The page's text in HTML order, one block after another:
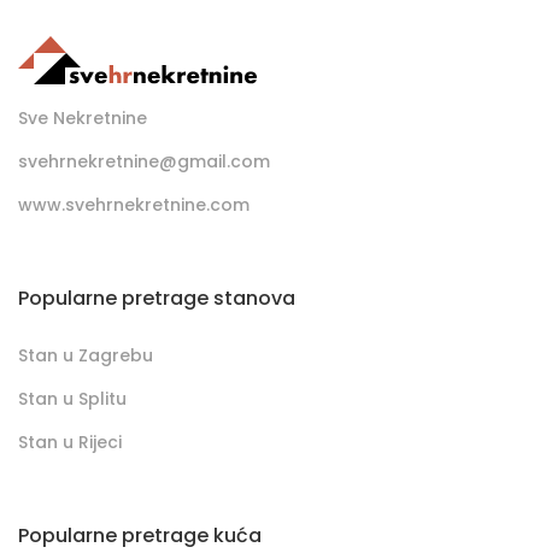
Sve Nekretnine
svehrnekretnine@gmail.com
www.svehrnekretnine.com
Popularne pretrage stanova
Stan u Zagrebu
Stan u Splitu
Stan u Rijeci
Popularne pretrage kuća